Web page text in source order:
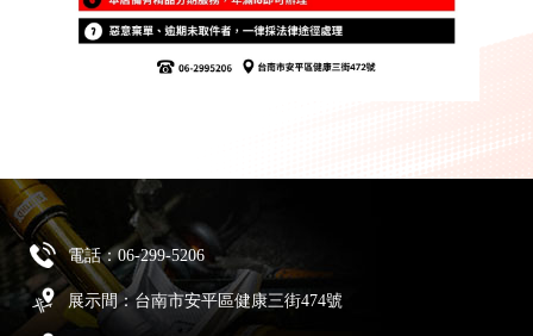
電話：06-299-5206
展示間：台南市安平區健康三街474號